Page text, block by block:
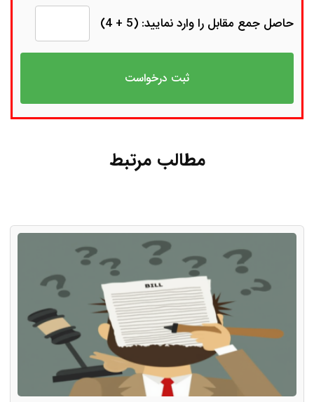
حاصل جمع مقابل را وارد نمایید: (5 + 4)
مطالب مرتبط